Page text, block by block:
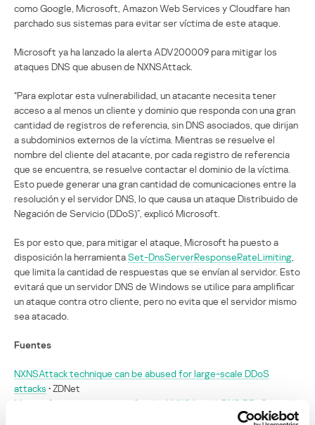
como Google, Microsoft, Amazon Web Services y Cloudfare han
parchado sus sistemas para evitar ser víctima de este ataque.
Microsoft ya ha lanzado la alerta ADV200009 para mitigar los
ataques DNS que abusen de NXNSAttack.
“Para explotar esta vulnerabilidad, un atacante necesita tener
acceso a al menos un cliente y dominio que responda con una gran
cantidad de registros de referencia, sin DNS asociados, que dirijan
a subdominios externos de la víctima. Mientras se resuelve el
nombre del cliente del atacante, por cada registro de referencia
que se encuentra, se resuelve contactar el dominio de la víctima.
Esto puede generar una gran cantidad de comunicaciones entre la
resolución y el servidor DNS, lo que causa un ataque Distribuido de
Negación de Servicio (DDoS)”, explicó Microsoft.
Es por esto que, para mitigar el ataque, Microsoft ha puesto a
disposición la herramientaSet-DnsServerResponseRateLimiting
que limita la cantidad de respuestas que se envían al servidor. Esto
evitará que un servidor DNS de Windows se utilice para amplificar
un ataque contra otro cliente, pero no evita que el servidor mismo
sea atacado.
Fuentes
NXNSAttack technique can be abused for large-scale DDoS
attacks • ZDNet
Microsoft issues mitigation for the NXNSAttack DNS DDoS attack